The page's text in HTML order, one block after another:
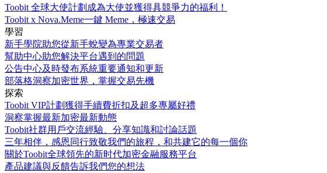
Toobit 全球大使計劃 成為大使並獲得具競爭力的福利！
Toobit x Nova.Meme一鍵 Meme，極速交易
學習
新手學院助您從新手蛻變為專業交易者
幫助中心助您解決平台遇到的問題
公告中心及時發布系統重要通知和更新
部落格洞察加密世界，掌握交易先機
探索
Toobit VIP計劃獲得手續費折扣及超多專屬好禮
洞察掌握最新加密最新動態
Toobit社群用戶交流經驗、分享知識和討論話題
三年相伴，感恩同行致敬我們的旅程，和共建它的每一個你
關於Toobit全球領先的新时代加密金融服務平台
產品建議與反饋告訴我們您的想法